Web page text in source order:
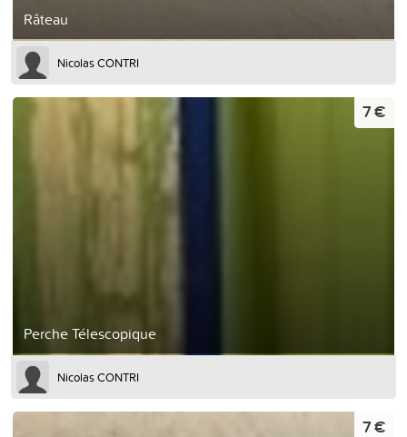
Râteau
Nicolas CONTRI
Perche Télescopique
7 €
Nicolas CONTRI
7 €